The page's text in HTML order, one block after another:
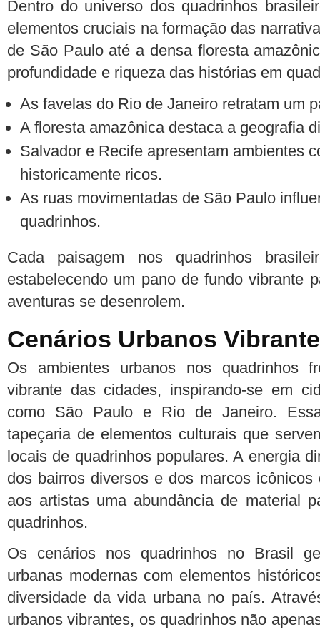
Dentro do universo dos quadrinhos
elementos cruciais na formação das
de São Paulo até a densa floresta
profundidade e riqueza das histórias em
As favelas do Rio de Janeiro retratam um
A floresta amazônica destaca a geografia
Salvador e Recife apresentam ambientes
historicamente ricos.
As ruas movimentadas de São Paulo
quadrinhos.
Cada paisagem nos quadrinhos
estabelecendo um pano de fundo vibrante
aventuras se desenrolem.
Cenários Urbanos
Os ambientes urbanos nos quadrinhos
vibrante das cidades, inspirando-se em
como São Paulo e Rio de Janeiro.
tapeçaria de elementos culturais que
locais de quadrinhos populares. A energia
dos bairros diversos e dos marcos
aos artistas uma abundância de material
quadrinhos.
Os cenários nos quadrinhos no Brasil
urbanas modernas com elementos
diversidade da vida urbana no país.
urbanos vibrantes, os quadrinhos não